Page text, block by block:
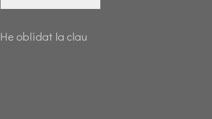
He oblidat la clau